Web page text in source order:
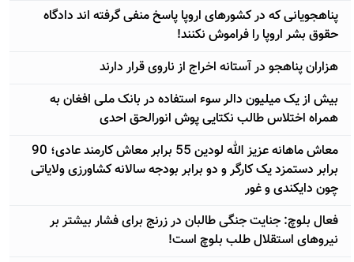
پناهجویانی که در کشورهای اروپا پاسخ منفی گرفته اند دادگاه
حقوق بشر اروپا را فراموش نکنند!
هزاران پناهجو در آستانه اخراج از ناروی قرار دارند
بيش از يک ميليون دالر سوء استفاده در بانک ملی افغان به
همراه اختلاس طالب نکتایی پوش انورالحق احدی
معاش ماهانه عزیز الله لودین 55 برابر معاش کارمند عادی؛ 90
برابر دستمزد یک کارگر و دو برابر بودجه سالانه کشاورزی ولایاتی
چون دایکندی و غور
فعال بلوچ: جنایت جنگی طالبان در زرنج برای فشار بیشتر بر
نیروهای استقلال طلب بلوچ است!